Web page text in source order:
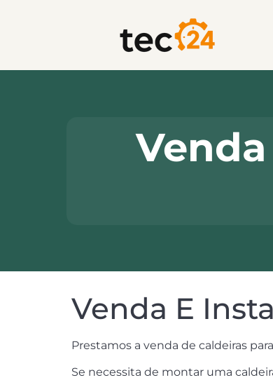
Venda E
Prestamos a venda de caldeiras
Se necessita de montar uma